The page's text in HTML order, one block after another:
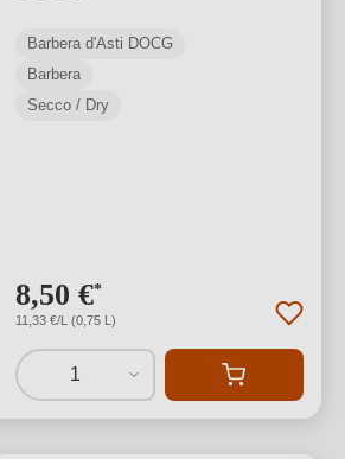
Barbera d'Asti DOCG
Barbera
Secco / Dry
8,50 €*
11,33 €/L (0,75 L)
1